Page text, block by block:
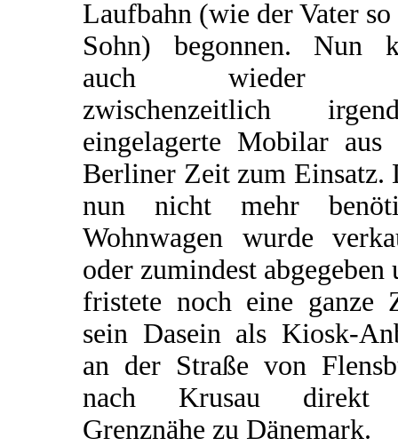
Laufbahn (wie der Vater so
Sohn) begonnen. Nun
auch wieder
zwischenzeitlich
eingelagerte Mobilar aus
Berliner Zeit zum Einsatz.
nun nicht mehr
Wohnwagen wurde
oder zumindest abgegeben
fristete noch eine ganze
sein Dasein als Kiosk-
an der Straße von
nach Krusau
Grenznähe zu Dänemark.